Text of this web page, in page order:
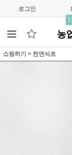
로그인
농
쇼핑하기 > 천연식초